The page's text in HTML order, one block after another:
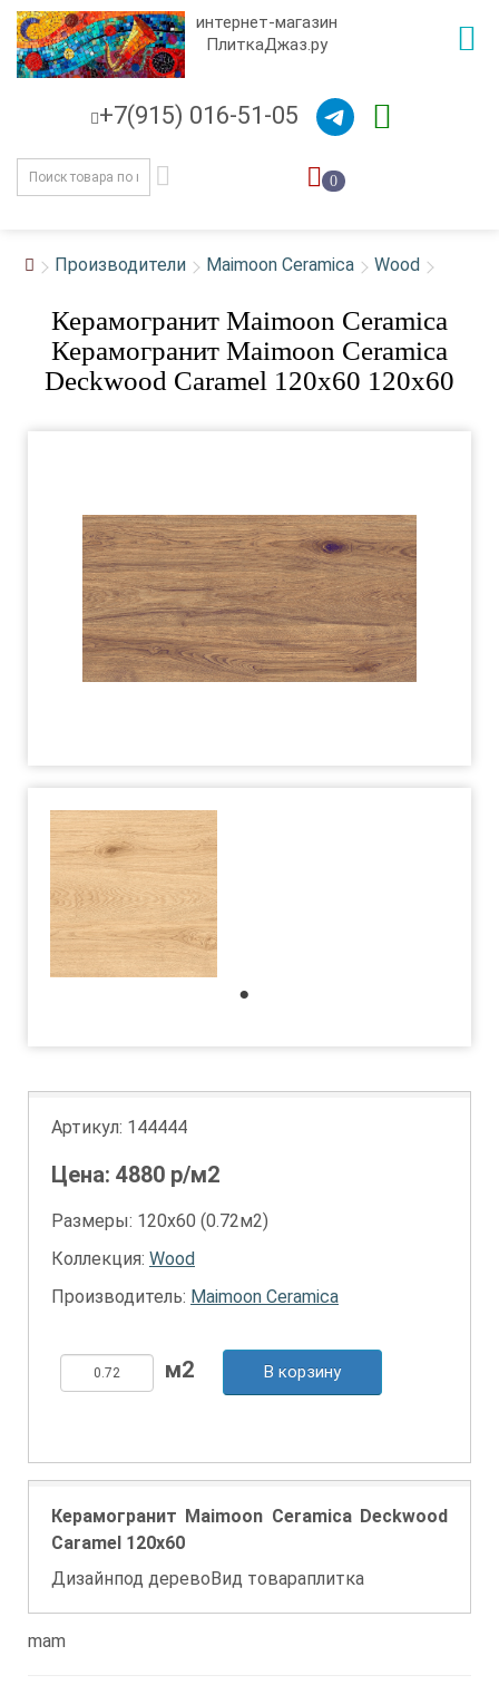
интернет-магазин
ПлиткаДжаз.ру
+7(915) 016-51-05
0
Производители Maimoon Ceramica Wood
Керамогранит Maimoon Ceramica
Керамогранит Maimoon Ceramica
Deckwood Caramel 120x60 120x60
Артикул: 144444
Цена: 4880 р/м2
Размеры: 120х60 (0.72м2)
Коллекция: Wood
Производитель: Maimoon Ceramica
В корзину
Керамогранит Maimoon Ceramica Deckwood
Caramel 120x60
Дизайнпод деревоВид товараплитка
mam